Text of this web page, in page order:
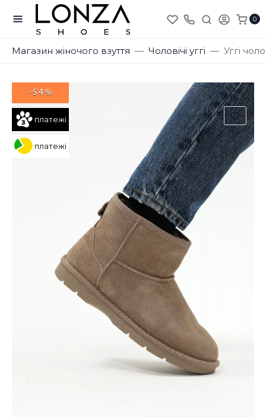
0
Магазин жіночого взуття Чоловічі уггі Уггі
платежі
платежі
-54%